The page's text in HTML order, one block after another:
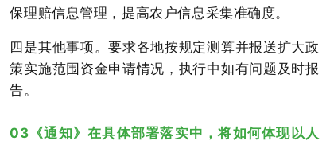
保理赔信息管理，提高农户信息采集准确度。
四是其他事项。要求各地按规定测算并报送扩大政
策实施范围资金申请情况，执行中如有问题及时报
告。
03《通知》在具体部署落实中，将如何体现以人